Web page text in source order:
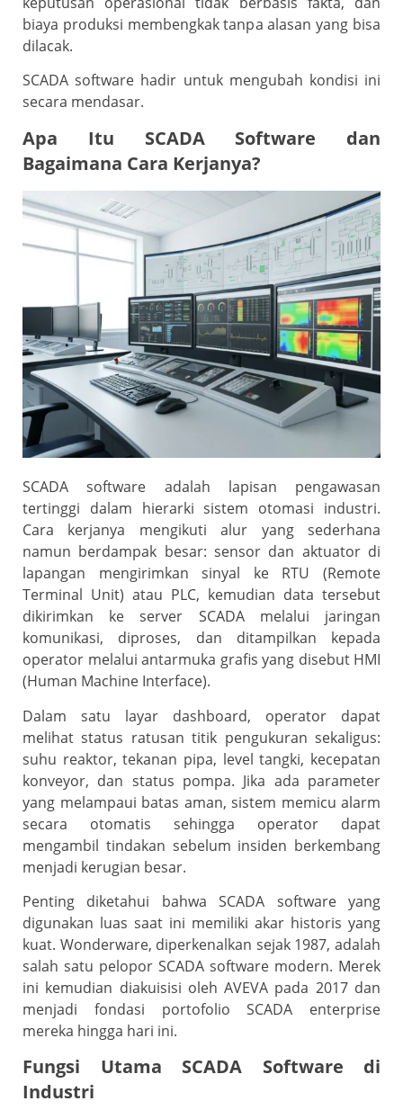
biaya produksi membengkak tanpa alasan yang bisa
dilacak.
SCADA software hadir untuk mengubah kondisi ini
secara mendasar.
Apa Itu SCADA Software dan
Bagaimana Cara Kerjanya?
SCADA software adalah lapisan pengawasan
tertinggi dalam hierarki sistem otomasi industri.
Cara kerjanya mengikuti alur yang sederhana
namun berdampak besar: sensor dan aktuator di
lapangan mengirimkan sinyal ke RTU (Remote
Terminal Unit) atau PLC, kemudian data tersebut
dikirimkan ke server SCADA melalui jaringan
komunikasi, diproses, dan ditampilkan kepada
operator melalui antarmuka grafis yang disebut HMI
(Human Machine Interface).
Dalam satu layar dashboard, operator dapat
melihat status ratusan titik pengukuran sekaligus:
suhu reaktor, tekanan pipa, level tangki, kecepatan
konveyor, dan status pompa. Jika ada parameter
yang melampaui batas aman, sistem memicu alarm
secara otomatis sehingga operator dapat
mengambil tindakan sebelum insiden berkembang
menjadi kerugian besar.
Penting diketahui bahwa SCADA software yang
digunakan luas saat ini memiliki akar historis yang
kuat. Wonderware, diperkenalkan sejak 1987, adalah
salah satu pelopor SCADA software modern. Merek
ini kemudian diakuisisi oleh AVEVA pada 2017 dan
menjadi fondasi portofolio SCADA enterprise
mereka hingga hari ini.
Fungsi Utama SCADA Software di
Industri